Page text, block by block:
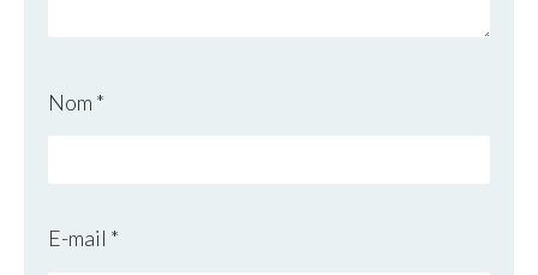
Nom *
E-mail *